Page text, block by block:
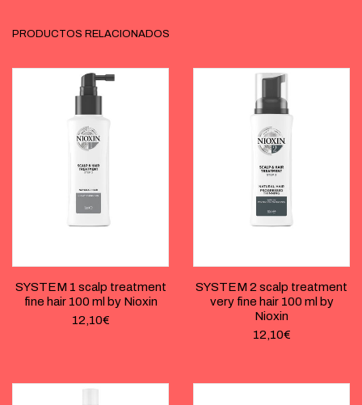
PRODUCTOS RELACIONADOS
SYSTEM 1 scalp treatment
fine hair 100 ml by Nioxin
12,10€
SYSTEM 2 scalp treatment
very fine hair 100 ml by
Nioxin
12,10€